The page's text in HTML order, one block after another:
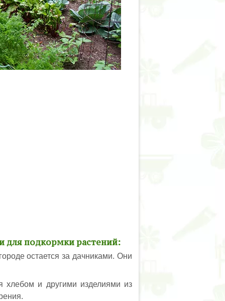
для подкормки растений:
остается за дачниками. Они
хлебом и другими изделиями из